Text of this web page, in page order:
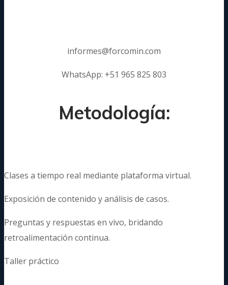
informes@forcomin.com
WhatsApp: +51 965 825 803
Metodología:
Clases a tiempo real mediante plataforma virtual.
Exposición de contenido y análisis de casos.
Preguntas y respuestas en vivo, bridando
retroalimentación continua.
Taller práctico